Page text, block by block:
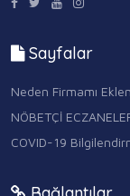
Sayfalar
Neden Firmamı
NÖBETÇİ
COVID-19